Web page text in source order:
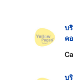
บ
ค
บ